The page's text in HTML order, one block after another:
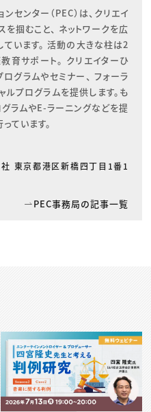
センター（PEC）は、クリエイ
を掴むこと、 ネットワークを広
います。 活動の大きな柱は2
育サポート。 クリエイターひ
グラムやセミナー、 フォーラ
ルプログラムを提供します。も
ラムやE-ラーニングなどを提
ています。
社 東京都港区新橋四丁目1番1
PEC事務局の記事一覧